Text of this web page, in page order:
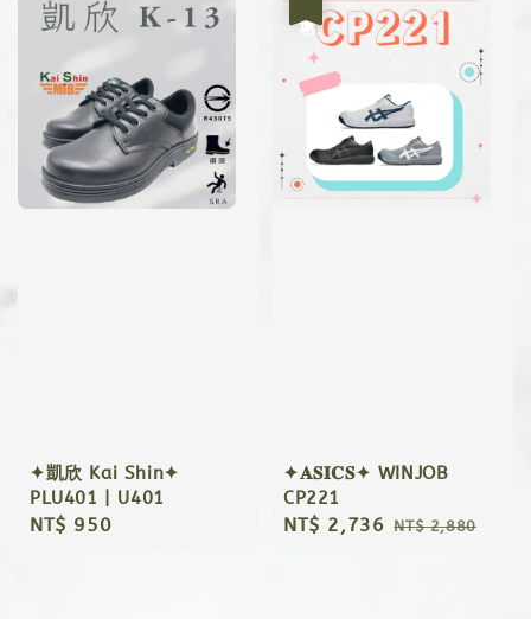
✦凱欣 Kai Shin✦
PLU401 | U401
Regular
NT$ 950
✦𝐀𝐒𝐈𝐂𝐒✦ WINJOB
CP221
Sale
NT$ 2,736 Regular
NT$ 2,880